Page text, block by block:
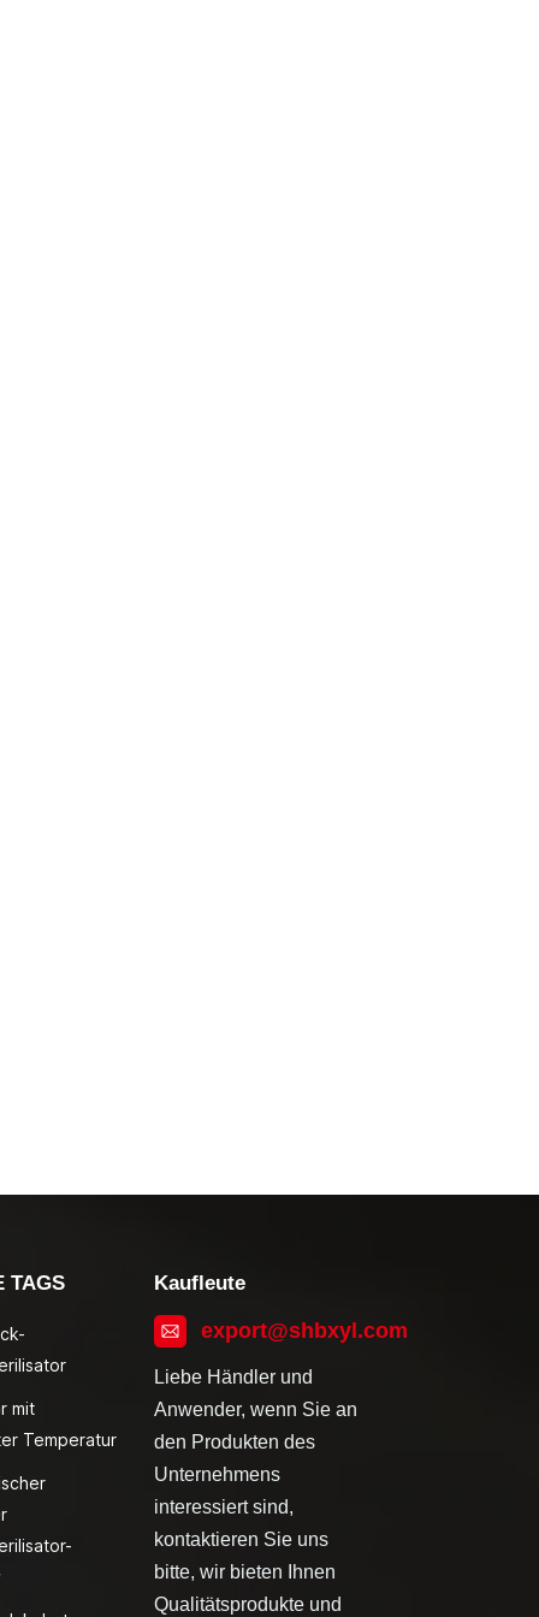
TAGS
mit
Temperatur
Kaufleute
export@shbxyl.com
Liebe Händler und
Anwender, wenn Sie an
den Produkten des
Unternehmens
interessiert sind,
kontaktieren Sie uns
bitte, wir bieten Ihnen
Qualitätsprodukte und